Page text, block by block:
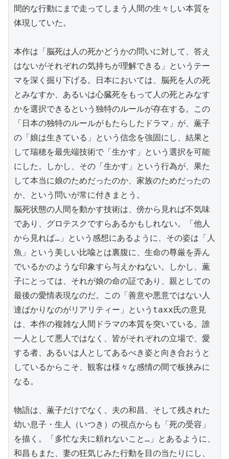
間的な行動にまで走ってしまう人間の生々しい本質を
体現していた。
本作は「脳死は人の死かどうかの問いに対して、答え
はないがそれぞれの気持ちが理解できる」というテー
マを深く掘り下げる。日本においては、脳死を人の死
とみなすか、あるいは心臓死をもって人の死とみなす
かを選択できるという独特のルールが存在する。この
「日本の独特のルールがもたらしたドラマ」が、薫子
の「娘は生きている」という信念を強固にし、結果と
して瑞穂を最先端技術で「生かす」という選択を可能
にした。しかし、その「生かす」という行為が、果た
して本当に娘のためだったのか、家族のためだったの
か、という問いが常に付きまとう。
脳死状態の人間を動かす技術は、傍から見れば不気味
であり、グロテスクですらあるかもしれない。「他人
から見れば…」という感想にあるように、その姿は「人
魚」という美しい比喩とは裏腹に、生命の尊厳を弄ん
でいるかのような印象すら与えかねない。しかし、薫
子にとっては、それが娘の命の証であり、親としての
最後の愛情表現なのだ。この「善意や悪意ではない人
達ばかりなのがリアリティー」というtaxx氏の意見
は、本作の複雑な人間ドラマの本質を突いている。誰
一人として悪人ではなく、皆がそれぞれの立場で、愛
する者、あるいは人としてあるべき姿と向き合おうと
しているからこそ、観客は様々な感情の間で板挟みに
なる。
物語は、薫子だけでなく、夫の和昌、そして残された
幼い息子・生人（いつき）の視点からも「死の受容」
を描く。「多忙な夫に頼れないこと…」とあるように、
和昌もまた、妻の狂気じみた行動を目の当たりにし、